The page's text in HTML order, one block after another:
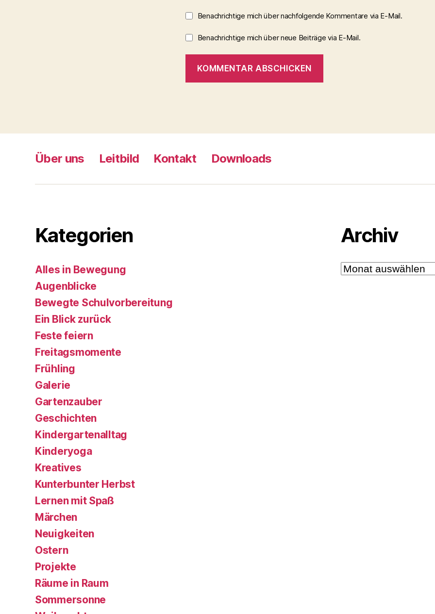
Benachrichtige mich über nachfolgende Kommentare via E-Mail.
Benachrichtige mich über neue Beiträge via E-Mail.
Über uns Leitbild Kontakt Downloads
Kategorien
Alles in Bewegung
Augenblicke
Bewegte Schulvorbereitung
Ein Blick zurück
Feste feiern
Freitagsmomente
Frühling
Galerie
Gartenzauber
Geschichten
Kindergartenalltag
Kinderyoga
Kreatives
Kunterbunter Herbst
Lernen mit Spaß
Märchen
Neuigkeiten
Ostern
Projekte
Räume in Raum
Sommersonne
Archiv
Archiv